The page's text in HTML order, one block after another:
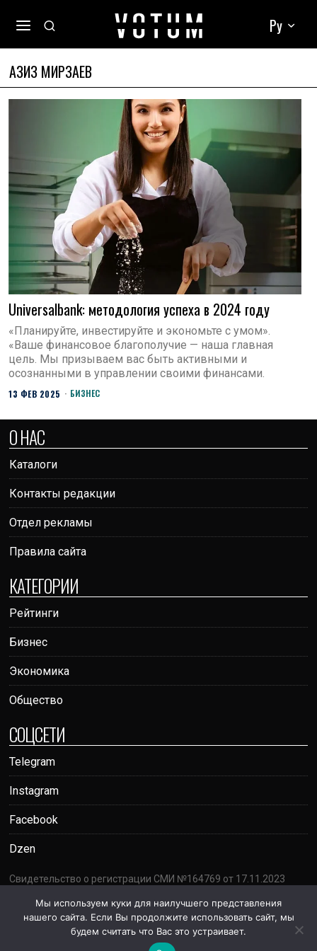
Ру
АЗИЗ МИРЗАЕВ
Universalbank: методология успеха в 2024 году
«Планируйте, инвестируйте и экономьте с умом».
«Ваше финансовое благополучие — наша главная
цель. Мы призываем вас быть активными и
осознанными в управлении своими финансами.
13 ФЕВ 2025 БИЗНЕС
О НАС
Каталоги
Контакты редакции
Отдел рекламы
Правила сайта
КАТЕГОРИИ
Рейтинги
Бизнес
Экономика
Общество
СОЦСЕТИ
Telegram
Instagram
Facebook
Dzen
Свидетельство о регистрации СМИ №164769 от 17.11.2023
Почта:votumrating@gmail.com
18+
Мы используем куки для наилучшего представления
нашего сайта. Если Вы продолжите использовать сайт, мы
будем считать что Вас это устраивает.